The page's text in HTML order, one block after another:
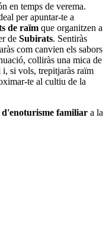
en temps de verema.
per apuntar-te a
de raïm que organitzen a
de Subirats. Sentiràs
com canvien els sabors
colliràs una mica de
i, si vols, trepitjaràs raïm
te al cultiu de la
d'enoturisme familiar a la